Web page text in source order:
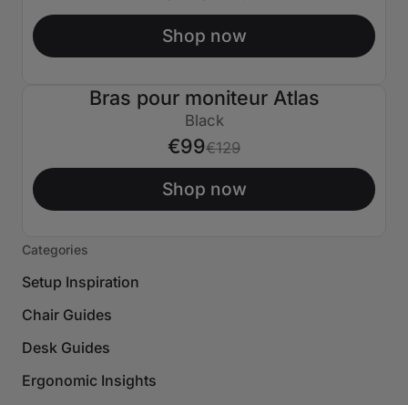
Shop now
€30 ÉTEINT
Bras pour moniteur Atlas
Black
€99€129
Shop now
Categories
Setup Inspiration
Chair Guides
Desk Guides
Ergonomic Insights